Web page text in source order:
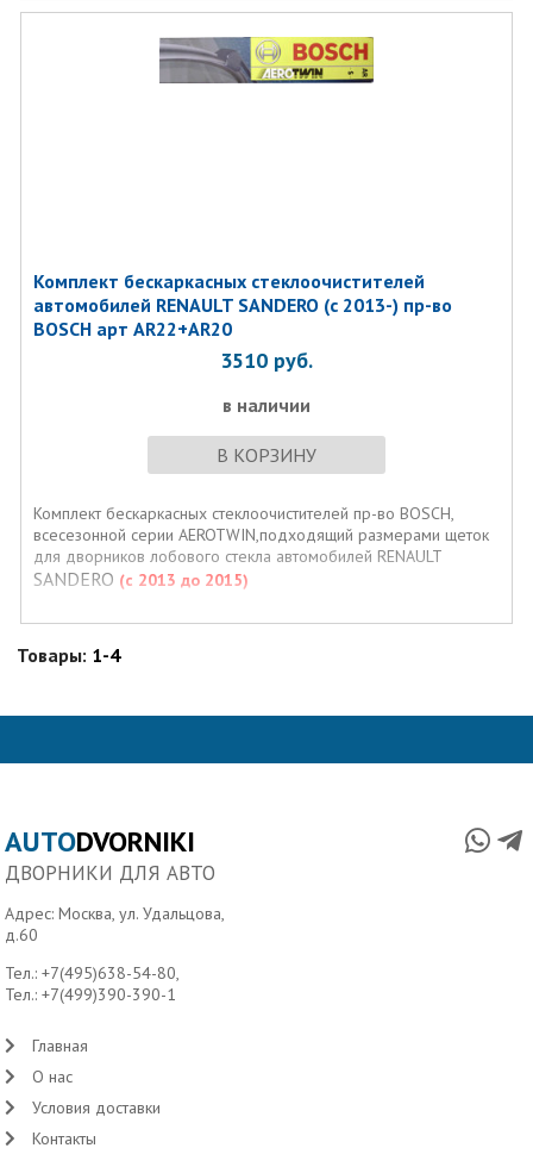
Комплект бескаркасных стеклоочистителей
автомобилей RENAULT SANDERO (с 2013-) пр-во
BOSCH арт AR22+AR20
3510 руб.
в наличии
В КОРЗИНУ
Комплект бескаркасных стеклоочистителей пр-во BOSCH,
всесезонной серии AEROTWIN,подходящий размерами щеток
для дворников лобового стекла автомобилей RENAULT
SANDERO (с 2013 до 2015)
Товары: 1-4
AUTODVORNIKI
ДВОРНИКИ ДЛЯ АВТО
Адрес: Москва, ул. Удальцова,
д.60
Тел.:+7(495)638-54-80,
Тел.:+7(499)390-390-1
Главная
О нас
Условия доставки
Контакты